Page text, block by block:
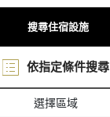
搜尋住宿設施
依指定條件搜尋
選擇區域